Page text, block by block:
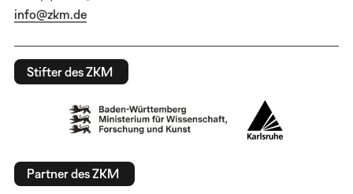
info@zkm.de
Stifter des ZKM
Partner des ZKM